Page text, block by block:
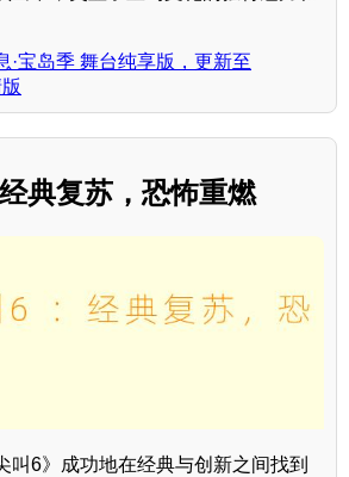
·宝岛季 舞台纯享版，更新至
典复苏，恐怖重燃
叫6》成功地在经典与创新之间找到